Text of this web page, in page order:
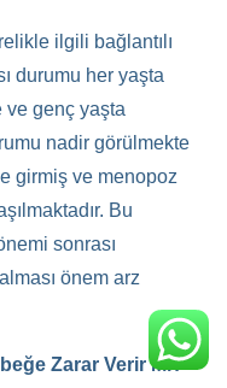
ilgili bağlantılı
durumu her yaşta
ve genç yaşta
nadir görülmekte
girmiş ve menopoz
Bu
sonrası
önem arz
Zarar Verir Mi?